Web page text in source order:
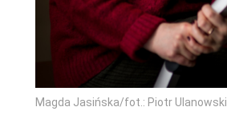
Magda Jasińska/fot.: Piotr Ulanowski